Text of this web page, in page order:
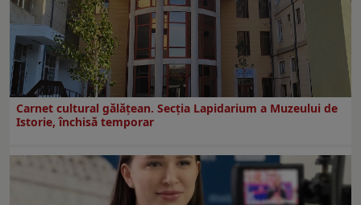
Carnet cultural gălăţean. Secţia Lapidarium a Muzeului de
Istorie, închisă temporar